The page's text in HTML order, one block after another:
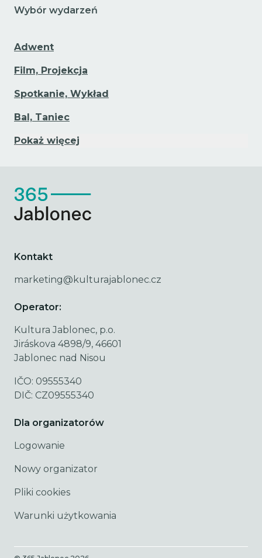
Wybór wydarzeń
Adwent
Film, Projekcja
Spotkanie, Wykład
Bal, Taniec
Pokaż więcej
Kontakt
marketing@kulturajablonec.cz
Operator:
Kultura Jablonec, p.o.
Jiráskova 4898/9, 46601
Jablonec nad Nisou
IČO: 09555340
DIČ: CZ09555340
Dla organizatorów
Logowanie
Nowy organizator
Pliki cookies
Warunki użytkowania